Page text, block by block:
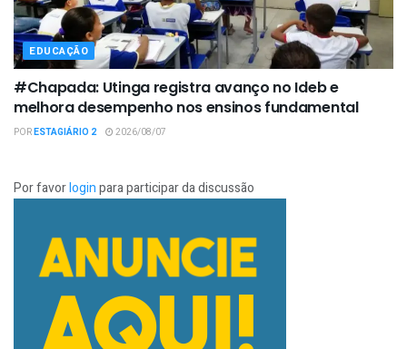
EDUCAÇÃO
#Chapada: Utinga registra avanço no Ideb e
melhora desempenho nos ensinos fundamental
PORESTAGIÁRIO 2 2026/08/07
Por favorloginpara participar da discussão